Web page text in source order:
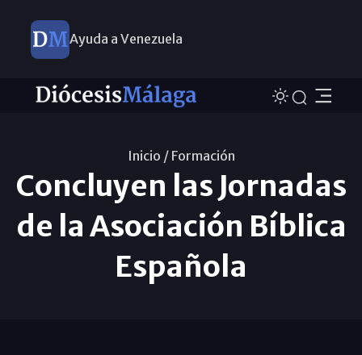
Ayuda a Venezuela
Inicio / Formación
Concluyen las Jornadas
de la Asociación Bíblica
Española